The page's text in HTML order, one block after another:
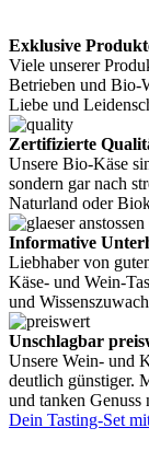
Exklusive
Viele unserer
Betrieben und Bio-
Liebe und
Zertifizierte
Unsere Bio-Käse
sondern gar nach
Naturland oder
Informative
Liebhaber von
Käse- und Wein-
und
Unschlagbar
Unsere Wein- und
deutlich günstiger.
und tanken Genuss
Dein Tasting-Set